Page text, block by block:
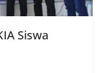
Siswa